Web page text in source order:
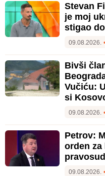
Stevan
je moj
stigao
09.08.2026. •
Bivši
Vučiću:
si
09.08.2026. •
Petrov:
orden za
09.08.2026. •